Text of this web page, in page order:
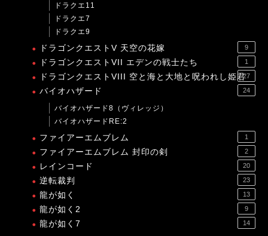
ドラクエ11
ドラクエ7
ドラクエ9
ドラゴンクエストV 天空の花嫁 9
ドラゴンクエストVII エデンの戦士たち 1
ドラゴンクエストVIII 空と海と大地と呪われし姫君27
バイオハザード 24
バイオハザード8（ヴィレッジ）
バイオハザードRE:2
ファイアーエムブレム 1
ファイアーエムブレム 封印の剣 2
レインコード 20
逆転裁判 23
龍が如く 13
龍が如く2 9
龍が如く7 14